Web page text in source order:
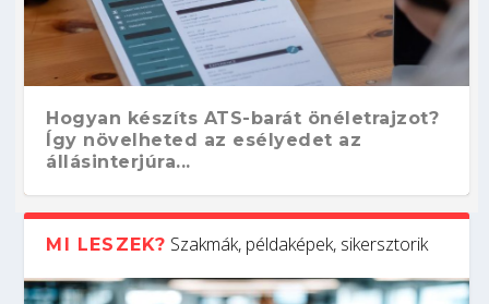
Hogyan készíts ATS-barát önéletrajzot?
Így növelheted az esélyedet az
állásinterjúra...
MI LESZEK? Szakmák, példaképek, sikersztorik